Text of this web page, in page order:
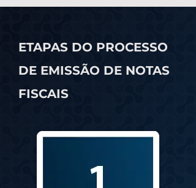
ETAPAS DO PROCESSO
DE EMISSÃO DE NOTAS
FISCAIS